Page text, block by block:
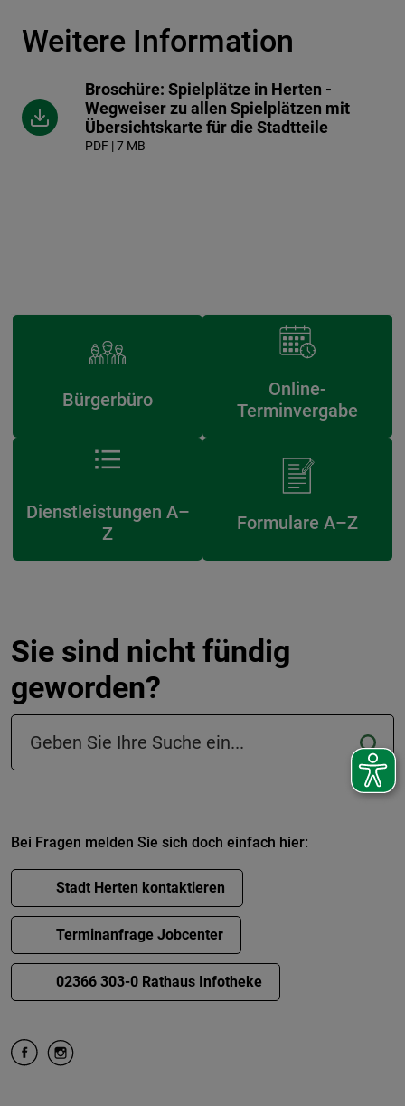
Weitere Information
Broschüre: Spielplätze in Herten -
Wegweiser zu allen Spielplätzen mit
Übersichtskarte für die Stadtteile
PDF | 7 MB
Bürgerbüro
Online-
Terminvergabe
Dienstleistungen A–
Z
Formulare A–Z
Sie sind nicht fündig
geworden?
Suchfeld in der Fußzeile
Bei Fragen melden Sie sich doch einfach hier:
Stadt Herten kontaktieren
Terminanfrage Jobcenter
02366 303-0 Rathaus Infotheke